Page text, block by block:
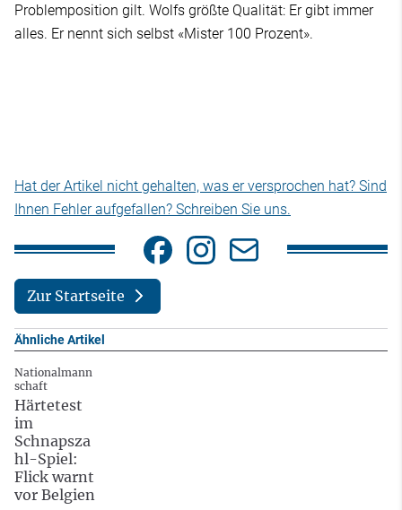
Problemposition gilt. Wolfs größte Qualität: Er gibt immer
alles. Er nennt sich selbst «Mister 100 Prozent».
Hat der Artikel nicht gehalten, was er versprochen hat? Sind
Ihnen Fehler aufgefallen? Schreiben Sie uns.
Zur Startseite
Ähnliche Artikel
Nationalmann
schaft
Härtetest
im
Schnapsza
hl-Spiel:
Flick warnt
vor Belgien